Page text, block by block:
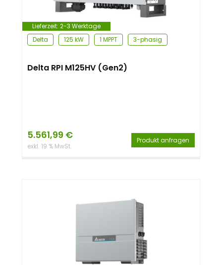
Lieferzeit: 2-3 Werktage
Delta
125 kW 1 MPPT 3-phasig
Delta RPI M125HV (Gen2)
5.561,99 €
exkl. 19 % MwSt.
Produkt anfragen